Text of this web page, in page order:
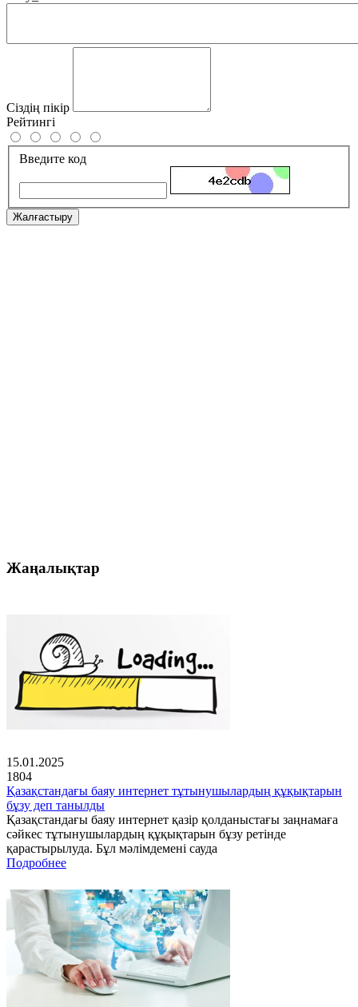
Сіздің пікір
Рейтингі
Введите код
Жалғастыру
Жаңалықтар
15.01.2025
1804
Қазақстандағы баяу интернет тұтынушылардың құқықтарын
бұзу деп танылды
Қазақстандағы баяу интернет қазір қолданыстағы заңнамаға
сәйкес тұтынушылардың құқықтарын бұзу ретінде
қарастырылуда. Бұл мәлімдемені сауда
Подробнее